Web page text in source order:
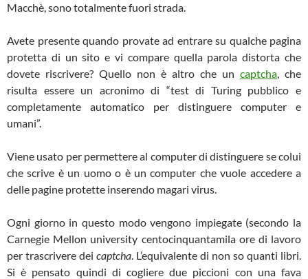
Macchè, sono totalmente fuori strada.
Avete presente quando provate ad entrare su qualche pagina
protetta di un sito e vi compare quella parola distorta che
dovete riscrivere? Quello non è altro che un captcha, che
risulta essere un acronimo di “test di Turing pubblico e
completamente automatico per distinguere computer e
umani”.
Viene usato per permettere al computer di distinguere se colui
che scrive è un uomo o è un computer che vuole accedere a
delle pagine protette inserendo magari virus.
Ogni giorno in questo modo vengono impiegate (secondo la
Carnegie Mellon university centocinquantamila ore di lavoro
per trascrivere dei captcha. L’equivalente di non so quanti libri.
Si è pensato quindi di cogliere due piccioni con una fava